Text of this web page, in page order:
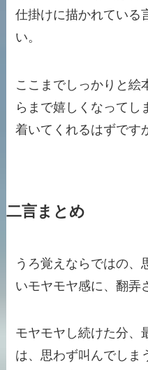
仕掛けに描かれている
い。
ここまでしっかりと絵
らまで嬉しくなってし
着いてくれるはずです
二言まとめ
うろ覚えならではの、
いモヤモヤ感に、翻弄
モヤモヤし続けた分、
は、思わず叫んでしま